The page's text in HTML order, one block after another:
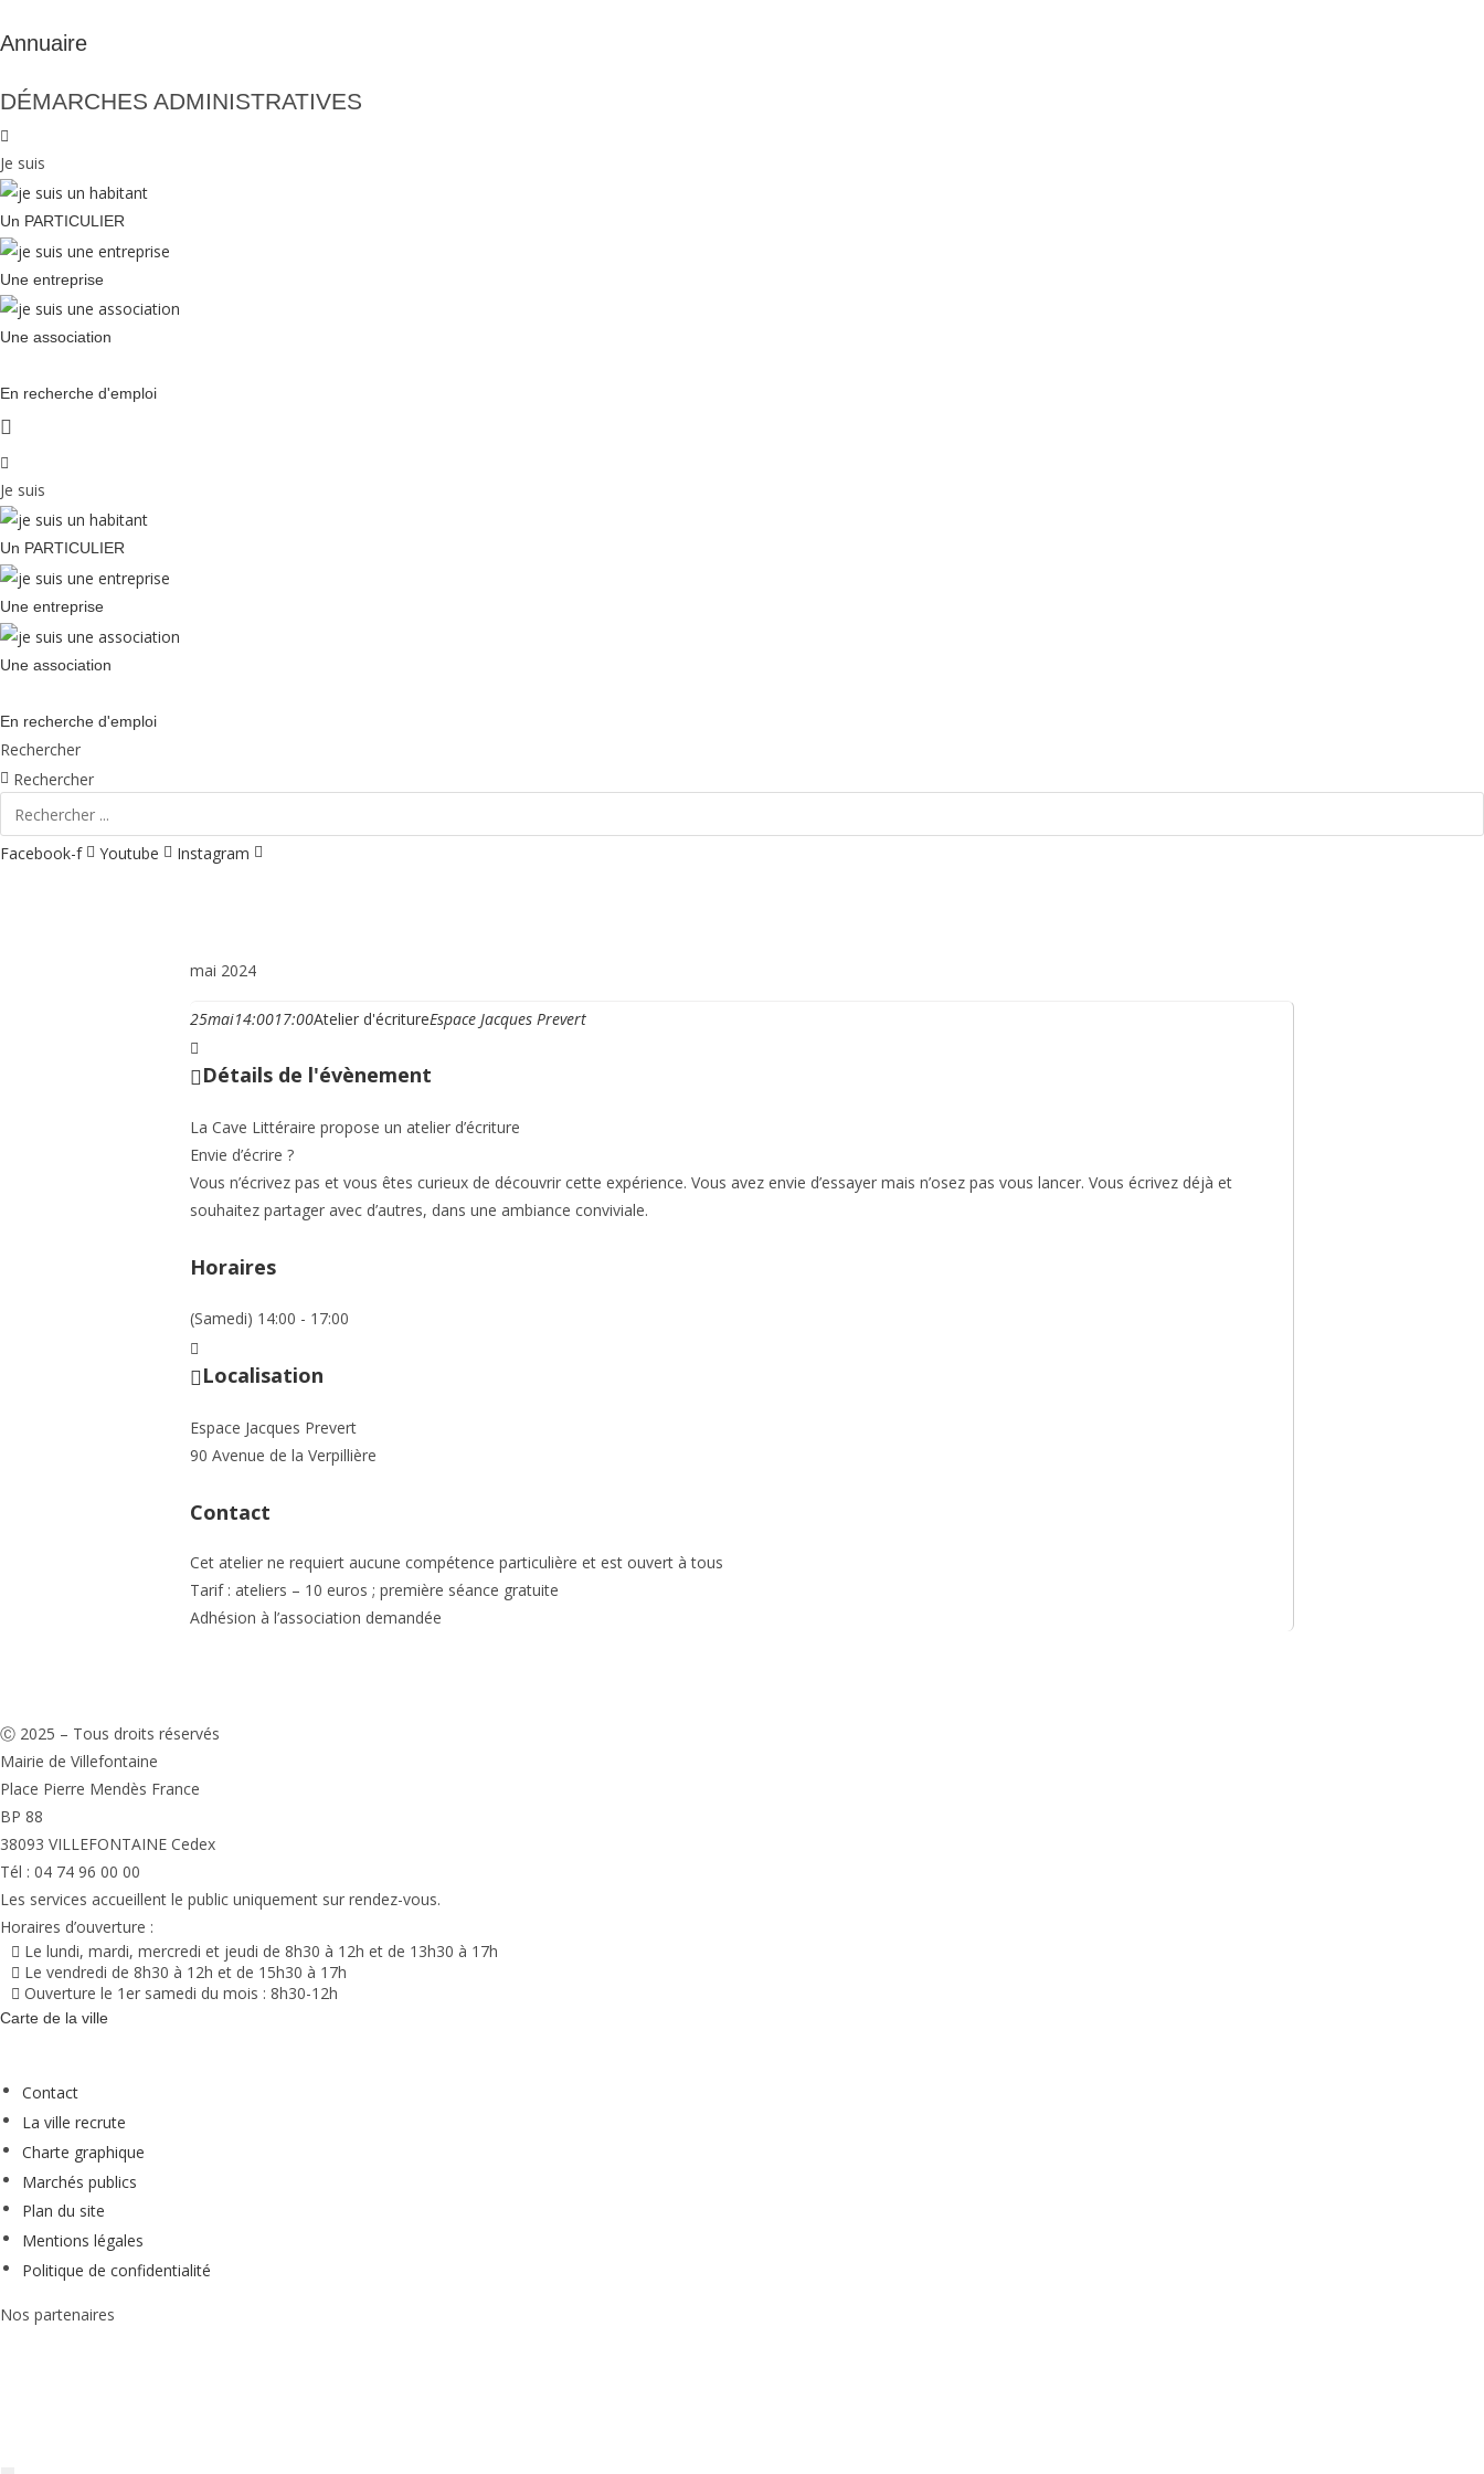
Annuaire
DÉMARCHES ADMINISTRATIVES
Je suis
Un PARTICULIER
Une entreprise
Une association
En recherche d'emploi
Je suis
Un PARTICULIER
Une entreprise
Une association
En recherche d'emploi
Rechercher
Rechercher
Facebook-f Youtube Instagram
mai 2024
25mai14:0017:00Atelier d'écritureEspace Jacques Prevert
Détails de l'évènement
La Cave Littéraire propose un atelier d’écriture
Envie d’écrire ?
Vous n’écrivez pas et vous êtes curieux de découvrir cette expérience. Vous avez envie d’essayer mais n’osez pas vous lancer. Vous écrivez déjà et
souhaitez partager avec d’autres, dans une ambiance conviviale.
Horaires
(Samedi) 14:00 - 17:00
Localisation
Espace Jacques Prevert
90 Avenue de la Verpillière
Contact
Cet atelier ne requiert aucune compétence particulière et est ouvert à tous
Tarif : ateliers – 10 euros ; première séance gratuite
Adhésion à l’association demandée
Ⓒ 2025 – Tous droits réservés
Mairie de Villefontaine
Place Pierre Mendès France
BP 88
38093 VILLEFONTAINE Cedex
Tél : 04 74 96 00 00
Les services accueillent le public uniquement sur rendez-vous.
Horaires d’ouverture :
Le lundi, mardi, mercredi et jeudi de 8h30 à 12h et de 13h30 à 17h
Le vendredi de 8h30 à 12h et de 15h30 à 17h
Ouverture le 1er samedi du mois : 8h30-12h
Carte de la ville
Contact
La ville recrute
Charte graphique
Marchés publics
Plan du site
Mentions légales
Politique de confidentialité
Nos partenaires